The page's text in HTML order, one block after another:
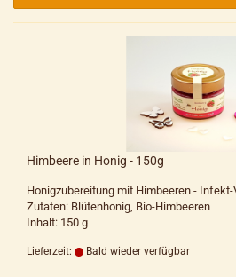
Himbeere in Honig - 150g
Honigzubereitung mit Himbeeren -
Zutaten: Blütenhonig, Bio-Himbeeren
Inhalt: 150 g
Lieferzeit: Bald wieder verfügbar